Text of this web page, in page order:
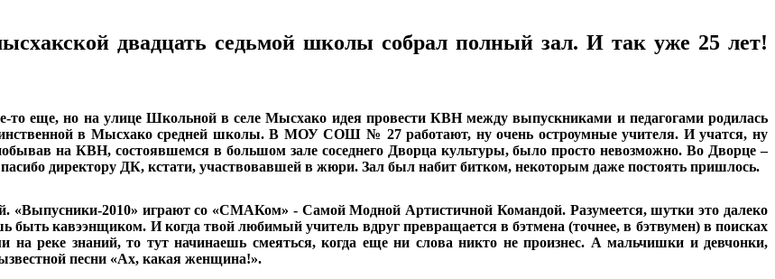
двадцать седьмой школы собрал полный зал. И так уже 25 лет!
то еще, но на улице Школьной в селе Мысхако идея провести КВН между выпускниками и педагогами родилась
в Мысхако средней школы. В МОУ СОШ № 27 работают, ну очень остроумные учителя. И учатся, ну
на КВН, состоявшемся в большом зале соседнего Дворца культуры, было просто невозможно. Во Дворце –
директору ДК, кстати, участвовавшей в жюри. Зал был набит битком, некоторым даже постоять пришлось.
«Выпусники-2010» играют со «СМАКом» - Самой Модной Артистичной Командой. Разумеется, шутки это далеко
быть кавээнщиком. И когда твой любимый учитель вдруг превращается в бэтмена (точнее, в бэтвумен) в поисках
на реке знаний, то тут начинаешь смеяться, когда еще ни слова никто не произнес. А мальчишки и девчонки,
песни «Ах, какая женщина!».